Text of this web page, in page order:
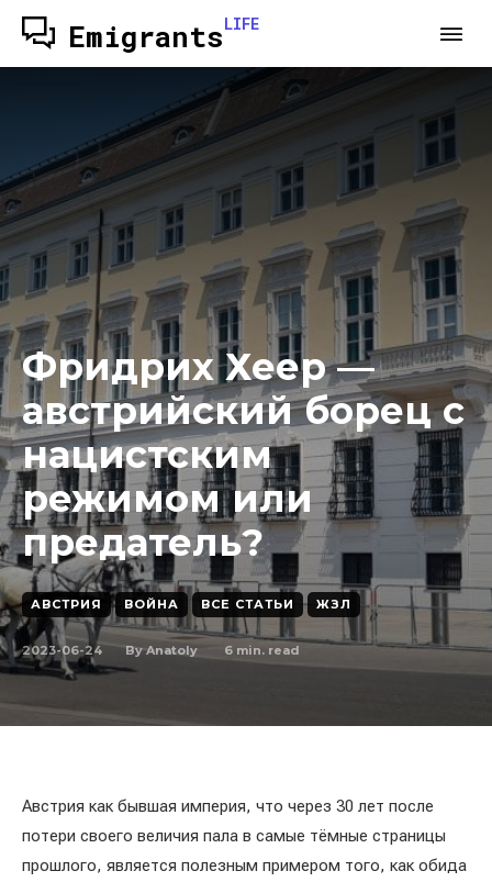
EmigrantsLIFE
Фридрих Хеер —
австрийский борец с
нацистским
режимом или
предатель?
АВСТРИЯ ВОЙНА ВСЕ СТАТЬИ ЖЗЛ
2023-06-24 By Anatoly 6 min. read
Австрия как бывшая империя, что через 30 лет после
потери своего величия пала в самые тёмные страницы
прошлого, является полезным примером того, как обида